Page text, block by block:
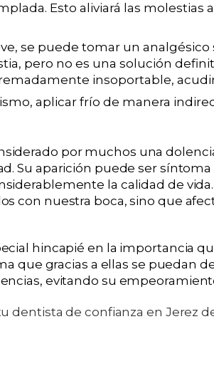
Esto aliviará las molestias
se puede tomar un analgésico
pero no es una solución
insoportable,
aplicar frío de manera
por muchos una
Su aparición puede ser
la calidad de
con nuestra boca, sino que
hincapié en la importancia
que gracias a ellas se puedan
evitando su
dentista de confianza en Jerez